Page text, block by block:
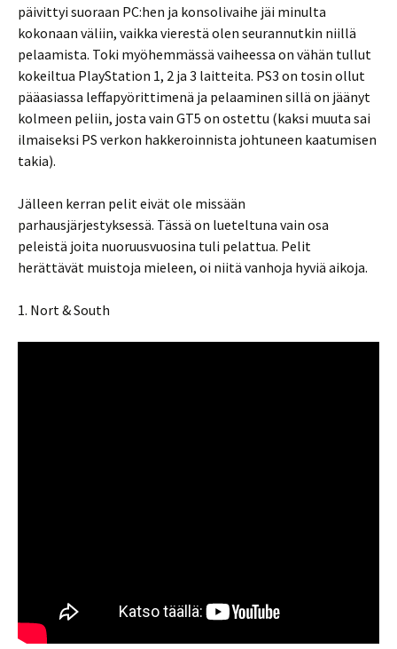
päivittyi suoraan PC:hen ja konsolivaihe jäi minulta
kokonaan väliin, vaikka vierestä olen seurannutkin niillä
pelaamista. Toki myöhemmässä vaiheessa on vähän tullut
kokeiltua PlayStation 1, 2 ja 3 laitteita. PS3 on tosin ollut
pääasiassa leffapyörittimenä ja pelaaminen sillä on jäänyt
kolmeen peliin, josta vain GT5 on ostettu (kaksi muuta sai
ilmaiseksi PS verkon hakkeroinnista johtuneen kaatumisen
takia).
Jälleen kerran pelit eivät ole missään
parhausjärjestyksessä. Tässä on lueteltuna vain osa
peleistä joita nuoruusvuosina tuli pelattua. Pelit
herättävät muistoja mieleen, oi niitä vanhoja hyviä aikoja.
1. Nort & South